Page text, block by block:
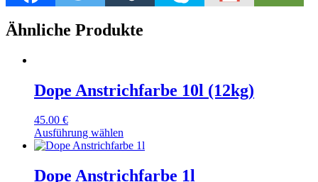
Ähnliche Produkte
Dope Anstrichfarbe 10l (12kg)
45.00 €
Ausführung wählen
Dope Anstrichfarbe 1l